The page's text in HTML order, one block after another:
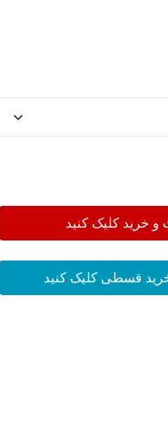
خرید کلیک کنید
قسطی کلیک کنید